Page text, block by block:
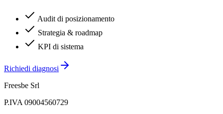
Audit di posizionamento
Strategia & roadmap
KPI di sistema
Richiedi diagnosi
Freesbe Srl
P.IVA 09004560729